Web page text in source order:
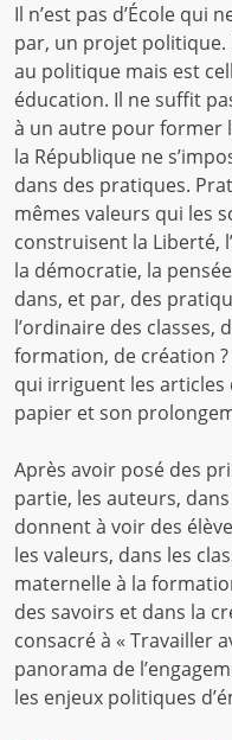
Il n’est pas d’École qui
par, un projet politique.
au politique mais est
éducation. Il ne suffit
à un autre pour former
la République ne
dans des pratiques.
mêmes valeurs qui les
construisent la Liberté,
la démocratie, la
dans, et par, des
l’ordinaire des classes,
formation, de création
qui irriguent les articles
papier et son
Après avoir posé des
partie, les auteurs,
donnent à voir des
les valeurs, dans les
maternelle à la
des savoirs et dans la
consacré à « Travailler
panorama de
les enjeux politiques